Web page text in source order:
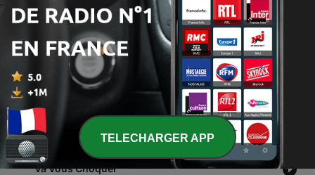
02 févr. 2026
40 -
La Résurrection d’Inanna | La Descente aux Enfers
de la Déesse
28 janv. 2026
39
La Chute des Religions | Les Vrais Dieux Derrière
Nos Croyances Monothéistes
24 nov. 2025
38 - L’Invention de Dieu : Ce Que Vous Allez Découvrir
Va Vous Choquer
TELECHARGER APP